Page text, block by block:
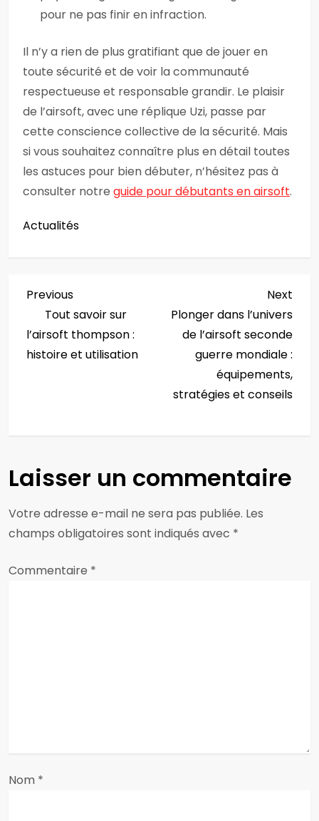
pour ne pas finir en infraction.
Il n’y a rien de plus gratifiant que de jouer en
toute sécurité et de voir la communauté
respectueuse et responsable grandir. Le plaisir
de l’airsoft, avec une réplique Uzi, passe par
cette conscience collective de la sécurité. Mais
si vous souhaitez connaître plus en détail toutes
les astuces pour bien débuter, n’hésitez pas à
consulter notre guide pour débutants en airsoft.
Actualités
N
a
v
t
i
n
r
Previous
Post
Previous
Tout savoir sur
l’airsoft thompson :
histoire et utilisation
Post
Next
Plonger dans l’univers
de l’airsoft seconde
guerre mondiale :
équipements,
stratégies et conseils
Laisser un commentaire
Votre adresse e-mail ne sera pas publiée. Les
champs obligatoires sont indiqués avec *
Commentaire *
Nom *